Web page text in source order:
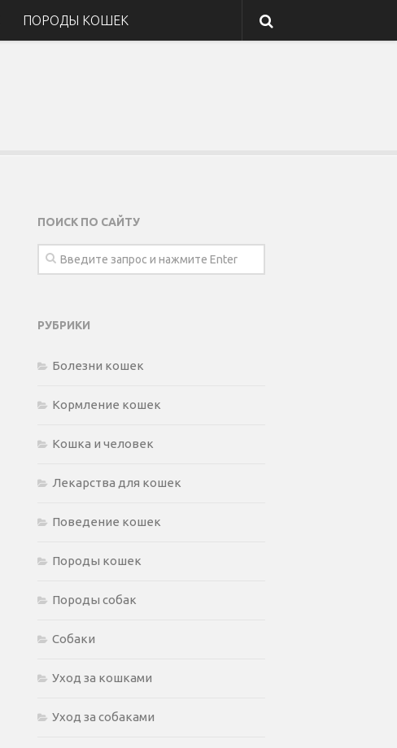
ПОРОДЫ КОШЕК
ПОИСК ПО САЙТУ
РУБРИКИ
Болезни кошек
Кормление кошек
Кошка и человек
Лекарства для кошек
Поведение кошек
Породы кошек
Породы собак
Собаки
Уход за кошками
Уход за собаками